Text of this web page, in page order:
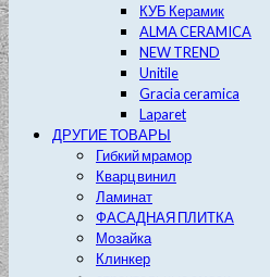
КУБ Керамик
ALMA CERAMICA
NEW TREND
Unitile
Gracia ceramica
Laparet
ДРУГИЕ ТОВАРЫ
Гибкий мрамор
Кварц винил
Ламинат
ФАСАДНАЯ ПЛИТКА
Мозайка
Клинкер